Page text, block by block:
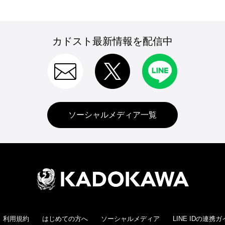
カドスト最新情報を配信中
ソーシャルメディア一覧
利用規約 はじめての方へ ソーシャルメディア LINE IDの連携ガ